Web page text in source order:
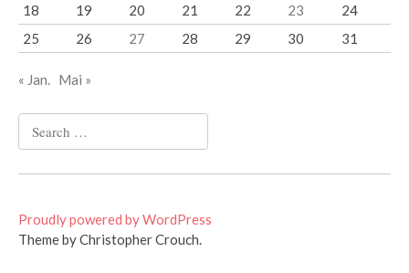
18
19 20 21 22 23
24
25
26 27 28 29 30 31
« Jan. Mai »
for:
Proudly powered by WordPress
Theme by Christopher Crouch.